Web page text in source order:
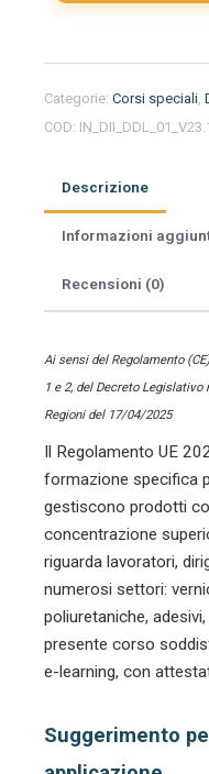
-
generale
(Valido
aggiornamento
per
datori
lavoro
Categorie: Corsi speciali,
COD:
Descrizione
Informazioni
Recensioni (0)
Ai sensi del Regolamento
1 e 2, del Decreto Legislativo
Regioni del 17/04/2025
Il Regolamento UE
formazione specifica
gestiscono prodotti
concentrazione
riguarda lavoratori,
numerosi settori:
poliuretaniche,
presente corso
e-learning, con
Suggerimento